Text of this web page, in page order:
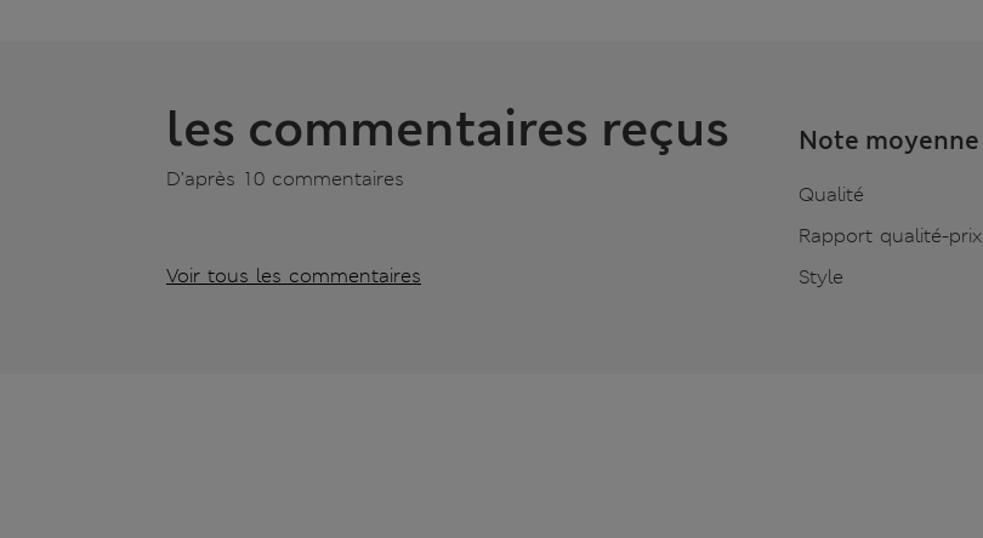
les commentaires reçus
D’après 10 commentaires
Voir tous les commentaires
Note moyenne
Qualité
Rapport qualité-prix
Style